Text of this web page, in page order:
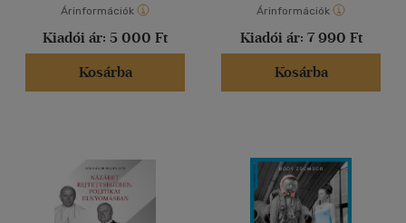
Árinformációk
Kiadói ár: 5 000 Ft
Kosárba
Árinformációk
Kiadói ár: 7 990 Ft
Kosárba